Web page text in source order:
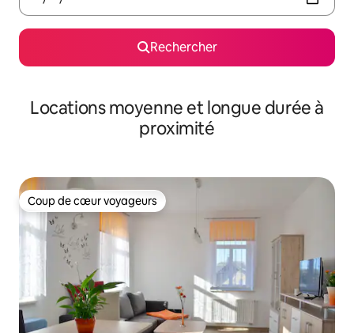
Rechercher
Locations moyenne et longue durée à
proximité
Coup de cœur voyageurs
Coup de cœur voyageurs